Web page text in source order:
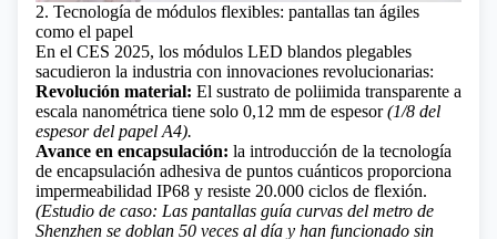
2. Tecnología de módulos flexibles: pantallas tan ágiles
como el papel
En el CES 2025, los módulos LED blandos plegables
sacudieron la industria con innovaciones revolucionarias:
Revolución material: El sustrato de poliimida transparente a
escala nanométrica tiene solo 0,12 mm de espesor(1/8 del
espesor del papel A4).
Avance en encapsulación: la introducción de la tecnología
de encapsulación adhesiva de puntos cuánticos proporciona
impermeabilidad IP68 y resiste 20.000 ciclos de flexión.
(Estudio de caso: Las pantallas guía curvas del metro de
Shenzhen se doblan 50 veces al día y han funcionado sin